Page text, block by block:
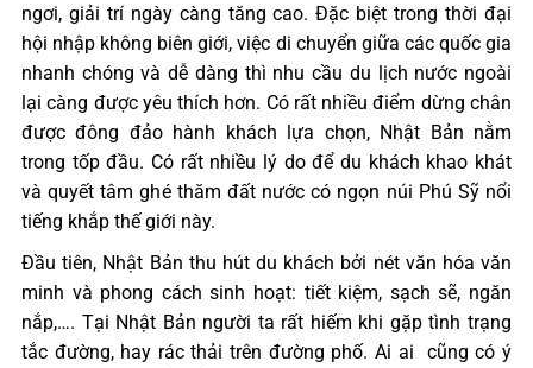
ngơi, giải trí ngày càng tăng cao. Đặc biệt trong thời đại
hội nhập không biên giới, việc di chuyển giữa các quốc gia
nhanh chóng và dễ dàng thì nhu cầu du lịch nước ngoài
lại càng được yêu thích hơn. Có rất nhiều điểm dừng chân
được đông đảo hành khách lựa chọn, Nhật Bản nằm
trong tốp đầu. Có rất nhiều lý do để du khách khao khát
và quyết tâm ghé thăm đất nước có ngọn núi Phú Sỹ nổi
tiếng khắp thế giới này.
Đầu tiên, Nhật Bản thu hút du khách bởi nét văn hóa văn
minh và phong cách sinh hoạt: tiết kiệm, sạch sẽ, ngăn
nắp,…. Tại Nhật Bản người ta rất hiếm khi gặp tình trạng
tắc đường, hay rác thải trên đường phố. Ai ai cũng có ý